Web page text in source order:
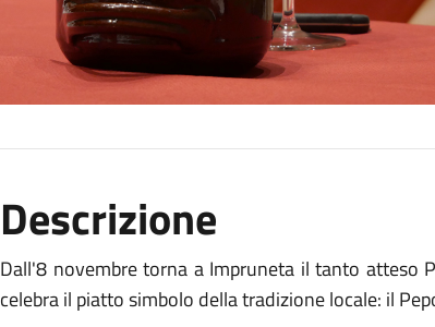
Descrizione
Dall'8 novembre torna a Impruneta il tanto atteso
celebra il piatto simbolo della tradizione locale: il